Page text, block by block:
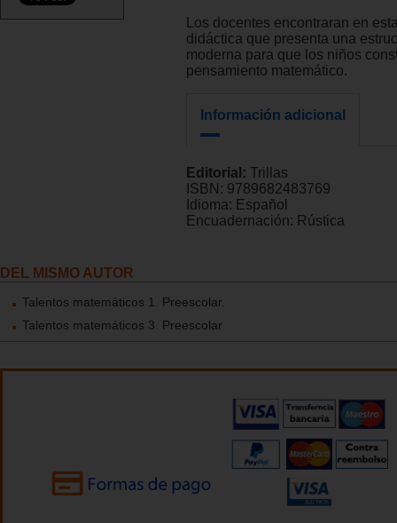
Los docentes encontraran en
didáctica que presenta una
moderna para que los niños
pensamiento matemático.
Información adicional
Editorial: Trillas
ISBN: 9789682483769
Idioma: Español
Encuadernación: Rústica
DEL MISMO AUTOR
Talentos matemáticos 1. Preescolar.
Talentos matemáticos 3. Preescolar